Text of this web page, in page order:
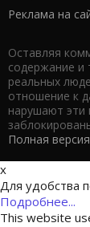
Реклама на
Оставляя
содержание и
реальных
отношение к
нарушают эти
Полная
x
Для удобства
Подробнее...
This website